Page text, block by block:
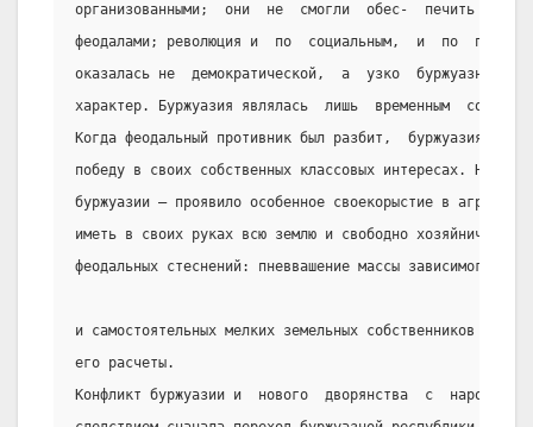
организованными;  они  не  смогли  обес-  печить
феодалами; революция и  по  социальным,  и  по  поли-
оказалась не  демократической,  а  узко  буржуазной,
характер. Буржуазия являлась  лишь  временным
Когда феодальный противник был разбит,  буржуазия
победу в своих собственных классовых интересах. Новое
буржуазии – проявило особенное своекорыстие в
иметь в своих руках всю землю и свободно хозяйничать
феодальных стеснений: пневвашение массы зависимого
и самостоятельных мелких земельных собственников
его расчеты.
Конфликт буржуазии и  нового  дворянства  с